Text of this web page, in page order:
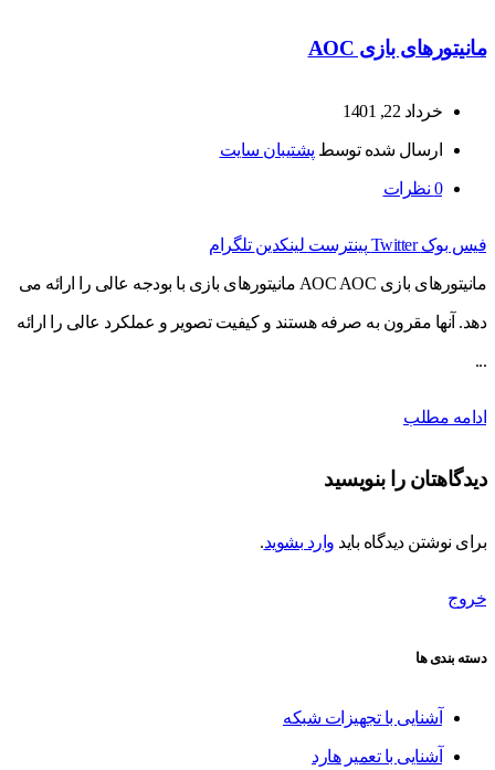
مانیتورهای بازی AOC
خرداد 22, 1401
ارسال شده توسط پشتیبان سایت
0 نظرات
فیس بوک Twitter پینترست لینکدین تلگرام
مانیتورهای بازی AOC AOC مانیتورهای بازی با بودجه عالی را ارائه می
دهد. آنها مقرون به صرفه هستند و کیفیت تصویر و عملکرد عالی را ارائه
...
ادامه مطلب
دیدگاهتان را بنویسید
برای نوشتن دیدگاه باید وارد بشوید.
خروج
دسته بندی ها
آشنایی با تجهیزات شبکه
آشنایی با تعمیر هارد